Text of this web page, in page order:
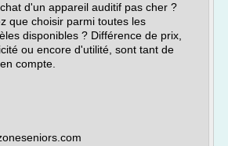
d'un appareil auditif pas cher ?
que choisir parmi toutes les
disponibles ? Différence de prix,
ou encore d'utilité, sont tant de
compte.